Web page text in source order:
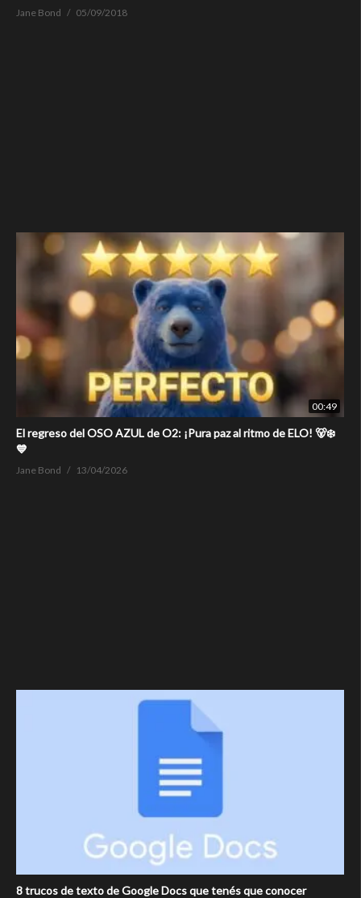
Jane Bond 05/09/2018
00:49
El regreso del OSO AZUL de O2: ¡Pura paz al ritmo de ELO! 🐻‍❄️
💙
Jane Bond 13/04/2026
8 trucos de texto de Google Docs que tenés que conocer